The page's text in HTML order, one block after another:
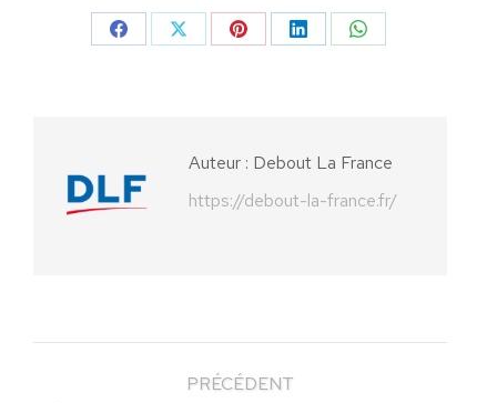
PartagerPartagerPartagerPartagerPartager
Auteur : Debout La France
https://debout-la-france.fr/
PRÉCÉDENT